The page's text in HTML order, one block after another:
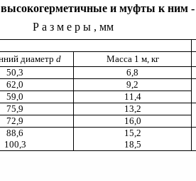
высокогерметичные и муфты к
Размеры , мм
диаметр d Масса 1 м, кг
50,3 6,8
62,0 9,2
59,0
11,4
75,9 13,2
72,9
16,0
88,6 15,2
100,3 18,5